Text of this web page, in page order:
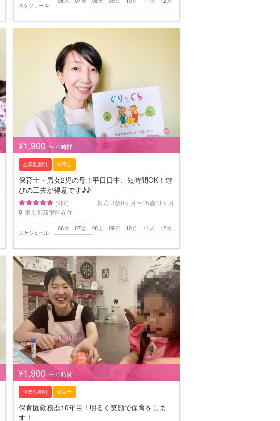
スケジュール
¥1,900 〜 /1時間
企業型割引 保育士
保育士・男女2児の母！平日日中、短時間OK！遊
びの工夫が得意です♪♪
(9回) 対応 3歳0ヶ月〜15歳11ヶ月
東京都新宿区在住
スケジュール
木
06 金
07 土
08 日
09 月
10 火
11 水
12
¥1,900 〜 /1時間
企業型割引 保育士
保育園勤務歴10年目！明るく笑顔で保育をしま
す！